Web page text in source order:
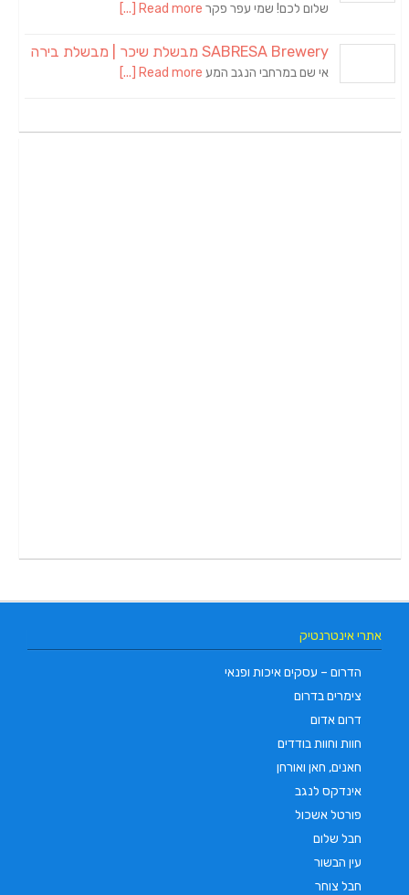
שלום לכם! שמי עפר פקר Read more [...]
SABRESA Brewery מבשלת שיכר | מבשלת בירה
אי שם במרחבי הנגב המע Read more [...]
אתרי אינטרנטיק
הדרום – עסקים איכות ופנאי
צימרים בדרום
דרום אדום
חוות וחוות בודדים
חאנים, חאן ואורחן
אינדקס לנגב
פורטל אשכול
חבל שלום
עין הבשור
חבל צוחר